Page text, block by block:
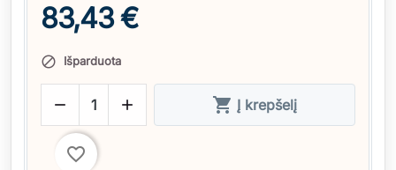
83,43 €
 Išparduota
   Į krepšelį
favorite_border